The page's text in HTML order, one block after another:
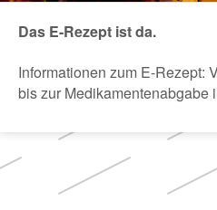
Das E-Rezept ist da.
Informationen zum E-Rezept:
bis zur Medikamentenabgabe